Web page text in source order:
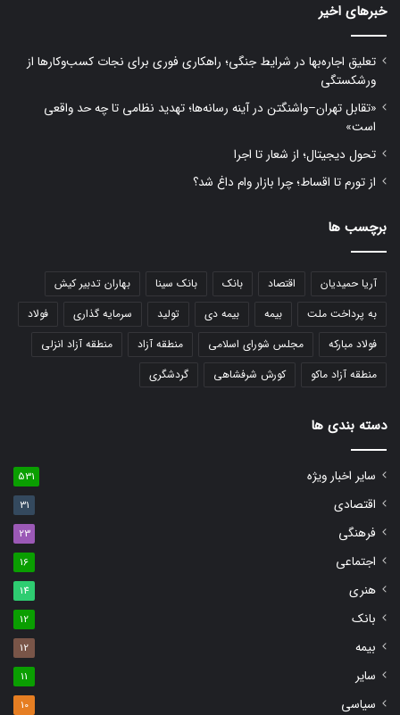
خبرهای اخیر
تعلیق اجاره‌بها در شرایط جنگی؛ راهکاری فوری برای نجات کسب‌وکارها از
ورشکستگی
«تقابل تهران–واشنگتن در آینه رسانه‌ها؛ تهدید نظامی تا چه حد واقعی
است»
تحول دیجیتال؛ از شعار تا اجرا
از تورم تا اقساط؛ چرا بازار وام داغ شد؟
برچسب ها
آریا حمیدیان اقتصاد بانک بانک سینا
بهاران تدبیر کیش
به پرداخت ملت
بیمه بیمه دی تولید سرمایه گذاری
فولاد
فولاد مبارکه
مجلس شورای اسلامی منطقه آزاد
منطقه آزاد انزلی
منطقه آزاد ماکو
کورش شرفشاهی گردشگری
دسته بندی ها
سایر اخبار ویژه 531
اقتصادی 31
فرهنگی 23
اجتماعی 16
هنری 14
بانک 12
بیمه 12
سایر 11
سیاسی 10